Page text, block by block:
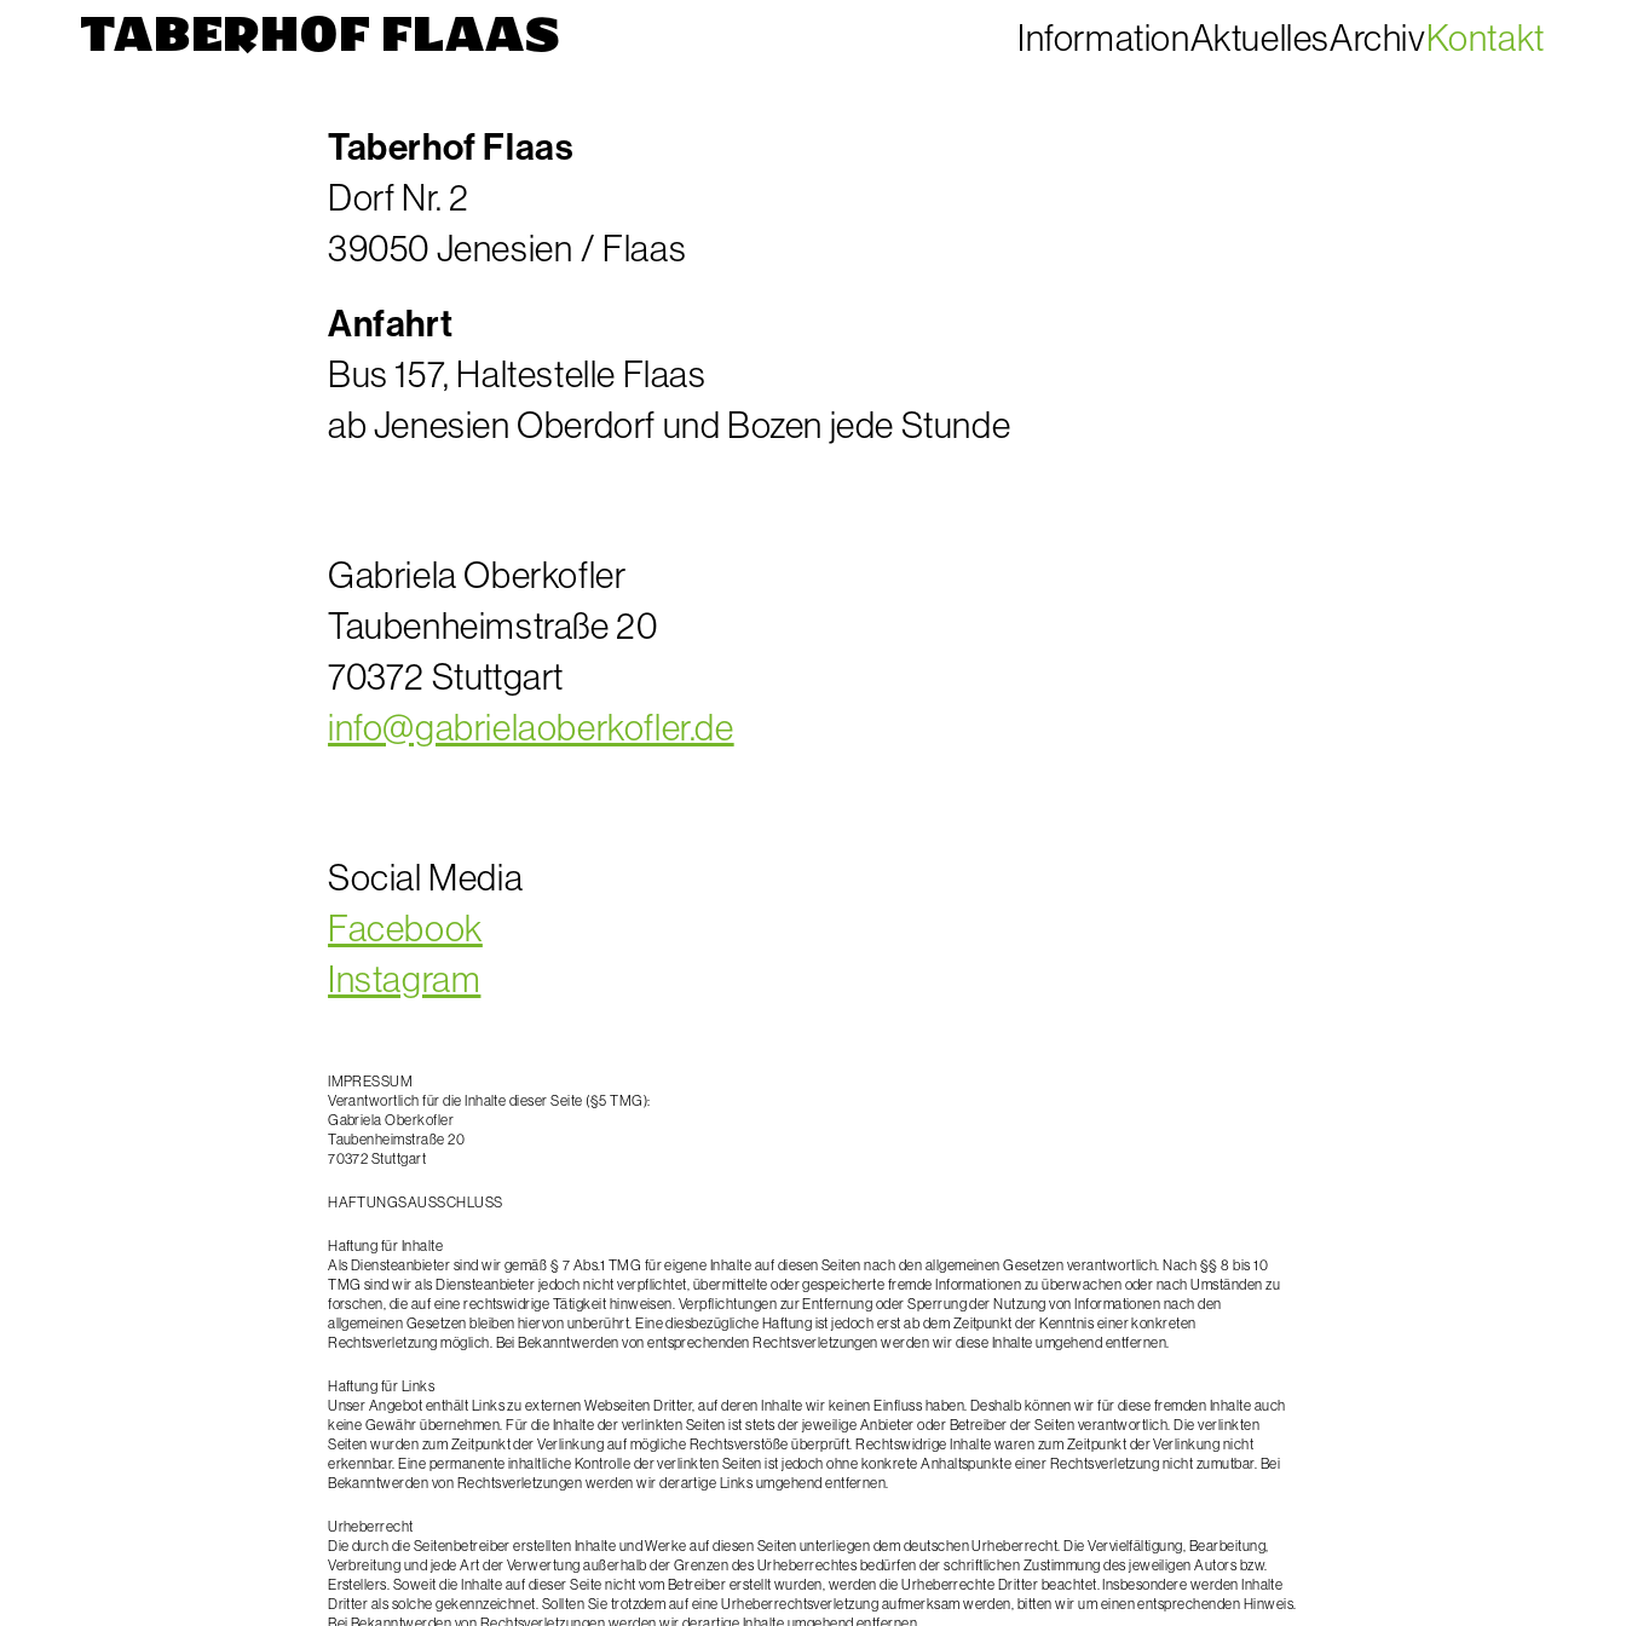
TABERHOF FLAAS InformationAktuellesArchivKontakt
Taberhof Flaas
Dorf Nr. 2
39050 Jenesien / Flaas
Anfahrt
Bus 157, Haltestelle Flaas
ab Jenesien Oberdorf und Bozen jede Stunde
Gabriela Oberkofler
Taubenheimstraße 20
70372 Stuttgart
info@gabrielaoberkofler.de
Social Media
Facebook
Instagram
IMPRESSUM
Verantwortlich für die Inhalte dieser Seite (§5 TMG):
Gabriela Oberkofler
Taubenheimstraße 20
70372 Stuttgart
HAFTUNGSAUSSCHLUSS
Haftung für Inhalte
Als Diensteanbieter sind wir gemäß § 7 Abs.1 TMG für eigene Inhalte auf diesen Seiten nach den allgemeinen Gesetzen verantwortlich. Nach §§ 8 bis 10
TMG sind wir als Diensteanbieter jedoch nicht verpflichtet, übermittelte oder gespeicherte fremde Informationen zu überwachen oder nach Umständen zu
forschen, die auf eine rechtswidrige Tätigkeit hinweisen. Verpflichtungen zur Entfernung oder Sperrung der Nutzung von Informationen nach den
allgemeinen Gesetzen bleiben hiervon unberührt. Eine diesbezügliche Haftung ist jedoch erst ab dem Zeitpunkt der Kenntnis einer konkreten
Rechtsverletzung möglich. Bei Bekanntwerden von entsprechenden Rechtsverletzungen werden wir diese Inhalte umgehend entfernen.
Haftung für Links
Unser Angebot enthält Links zu externen Webseiten Dritter, auf deren Inhalte wir keinen Einfluss haben. Deshalb können wir für diese fremden Inhalte auch
keine Gewähr übernehmen. Für die Inhalte der verlinkten Seiten ist stets der jeweilige Anbieter oder Betreiber der Seiten verantwortlich. Die verlinkten
Seiten wurden zum Zeitpunkt der Verlinkung auf mögliche Rechtsverstöße überprüft. Rechtswidrige Inhalte waren zum Zeitpunkt der Verlinkung nicht
erkennbar. Eine permanente inhaltliche Kontrolle der verlinkten Seiten ist jedoch ohne konkrete Anhaltspunkte einer Rechtsverletzung nicht zumutbar. Bei
Bekanntwerden von Rechtsverletzungen werden wir derartige Links umgehend entfernen.
Urheberrecht
Die durch die Seitenbetreiber erstellten Inhalte und Werke auf diesen Seiten unterliegen dem deutschen Urheberrecht. Die Vervielfältigung, Bearbeitung,
Verbreitung und jede Art der Verwertung außerhalb der Grenzen des Urheberrechtes bedürfen der schriftlichen Zustimmung des jeweiligen Autors bzw.
Erstellers. Soweit die Inhalte auf dieser Seite nicht vom Betreiber erstellt wurden, werden die Urheberrechte Dritter beachtet. Insbesondere werden Inhalte
Dritter als solche gekennzeichnet. Sollten Sie trotzdem auf eine Urheberrechtsverletzung aufmerksam werden, bitten wir um einen entsprechenden Hinweis.